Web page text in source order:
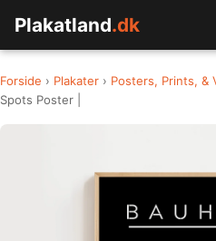
Plakatland.dk
Forside › Plakater › Posters, Prints, &
Spots Poster |